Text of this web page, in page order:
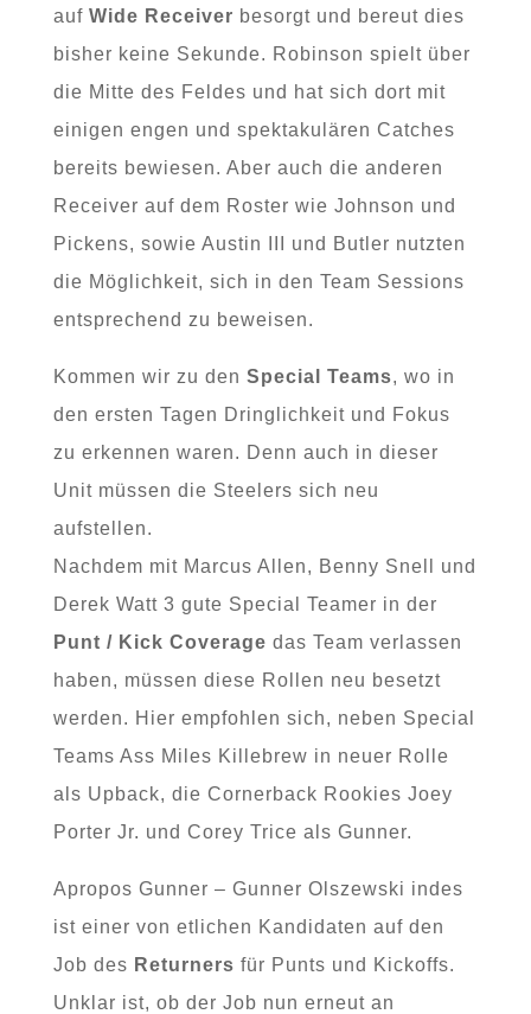
auf Wide Receiver besorgt und bereut dies
bisher keine Sekunde. Robinson spielt über
die Mitte des Feldes und hat sich dort mit
einigen engen und spektakulären Catches
bereits bewiesen. Aber auch die anderen
Receiver auf dem Roster wie Johnson und
Pickens, sowie Austin III und Butler nutzten
die Möglichkeit, sich in den Team Sessions
entsprechend zu beweisen.
Kommen wir zu den Special Teams, wo in
den ersten Tagen Dringlichkeit und Fokus
zu erkennen waren. Denn auch in dieser
Unit müssen die Steelers sich neu
aufstellen.
Nachdem mit Marcus Allen, Benny Snell und
Derek Watt 3 gute Special Teamer in der
Punt / Kick Coverage das Team verlassen
haben, müssen diese Rollen neu besetzt
werden. Hier empfohlen sich, neben Special
Teams Ass Miles Killebrew in neuer Rolle
als Upback, die Cornerback Rookies Joey
Porter Jr. und Corey Trice als Gunner.
Apropos Gunner – Gunner Olszewski indes
ist einer von etlichen Kandidaten auf den
Job des Returners für Punts und Kickoffs.
Unklar ist, ob der Job nun erneut an